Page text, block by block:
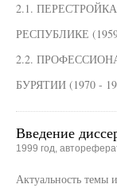
2.1.
РЕСПУБЛИКЕ (1959
2.2.
БУРЯТИИ (1970 -
Введение
1999 год,
Актуальность темы